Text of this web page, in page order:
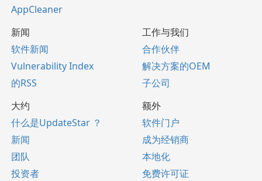
AppCleaner
新闻
软件新闻
Vulnerability Index
的RSS
工作与我们
合作伙伴
解决方案的OEM
子公司
大约
什么是UpdateStar ？
新闻
团队
投资者
额外
软件门户
成为经销商
本地化
免费许可证